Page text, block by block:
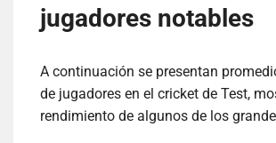
jugadores notables
A continuación se presentan
de jugadores en el cricket de Test,
rendimiento de algunos de los